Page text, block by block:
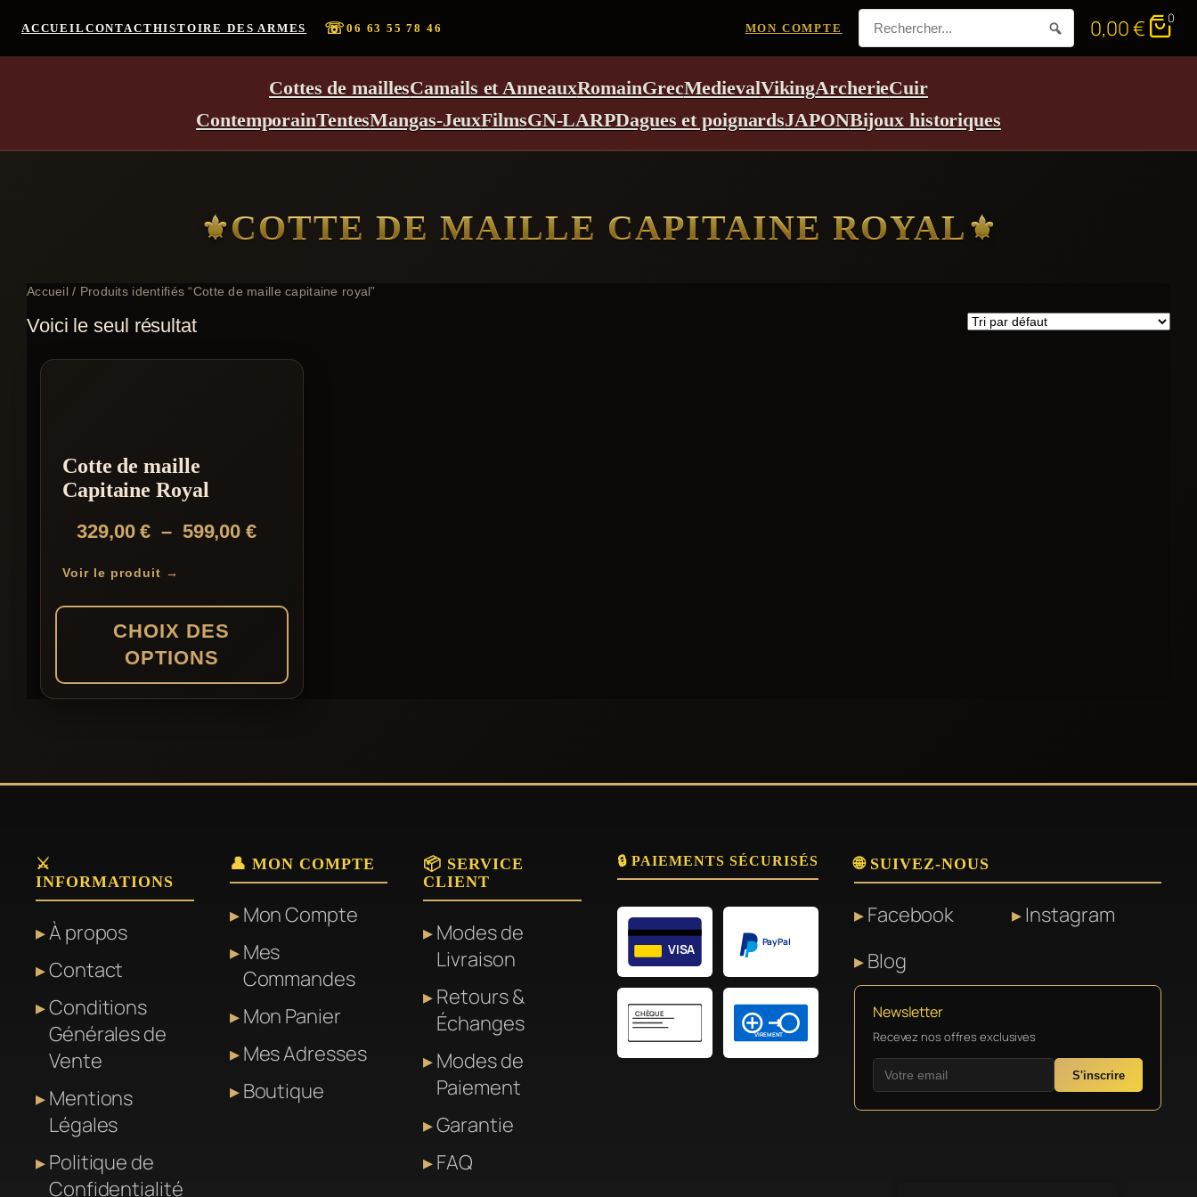
ACCUEIL CONTACTHISTOIRE DES ARMES ☏06 63 55 78 46 MON COMPTE 0,00€ 0
Cottes de maillesCamails et AnneauxRomainGrecMedievalVikingArcherieCuir
ContemporainTentesMangas-JeuxFilmsGN-LARPDagues et poignardsJAPONBijoux historiques
COTTE DE MAILLE CAPITAINE ROYAL
Accueil/ Produits identifiés “Cotte de maille capitaine royal”
Voici le seul résultat
Cotte de maille
Capitaine Royal
329,00€ – 599,00€Plage
329,00 €
Voir le produit →
CHOIX DES
OPTIONS
plusieurs
options
peuvent
être
choisies
sur
la
page
du
⚔️
INFORMATIONS
À propos
Contact
Conditions
Générales de
Vente
Mentions
Légales
Politique de
Confidentialité
👤 MON COMPTE
Mon Compte
Mes
Commandes
Mon Panier
Mes Adresses
Boutique
📦 SERVICE
CLIENT
Modes de
Livraison
Retours &
Échanges
Modes de
Paiement
Garantie
FAQ
🔒 PAIEMENTS SÉCURISÉS
VISA PayPal
CHÈQUE
VIREMENT
🌐 SUIVEZ-NOUS
Facebook
Instagram
Blog
Newsletter
Recevez nos offres exclusives
S'inscrire